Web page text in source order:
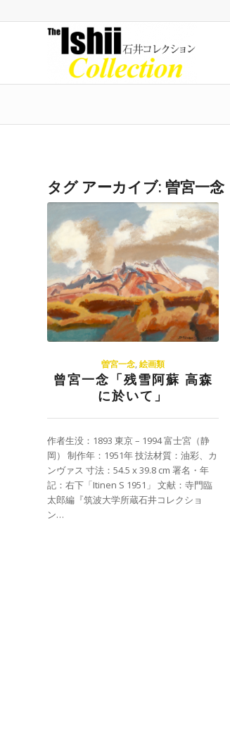
タグ アーカイブ: 曽宮一念
曽宮一念 ,絵画類
曾宮一念「残雪阿蘇 高森
に於いて」
作者生没：1893 東京 – 1994 富士宮（静
岡） 制作年：1951年 技法材質：油彩、カ
ンヴァス 寸法：54.5 x 39.8 cm 署名・年
記：右下「Itinen S 1951」 文献：寺門臨
太郎編『筑波大学所蔵石井コレクショ
ン…